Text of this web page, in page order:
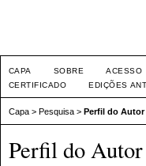
CAPA SOBRE
ACESSO
CERTIFICADO
EDIÇÕES
Capa> Pesquisa> Perfil do Autor
Perfil do Autor